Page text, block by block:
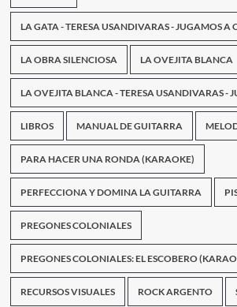
LA GATA - TERESA USANDIVARAS - JUGAMOS A
LA OBRA SILENCIOSA LA OVEJITA BLANCA
LA OVEJITA BLANCA - TERESA USANDIVARAS -
LIBROS MANUAL DE GUITARRA
PARA HACER UNA RONDA (KARAOKE)
PERFECCIONA Y DOMINA LA GUITARRA
PREGONES COLONIALES
PREGONES COLONIALES: EL ESCOBERO
RECURSOS VISUALES ROCK ARGENTO